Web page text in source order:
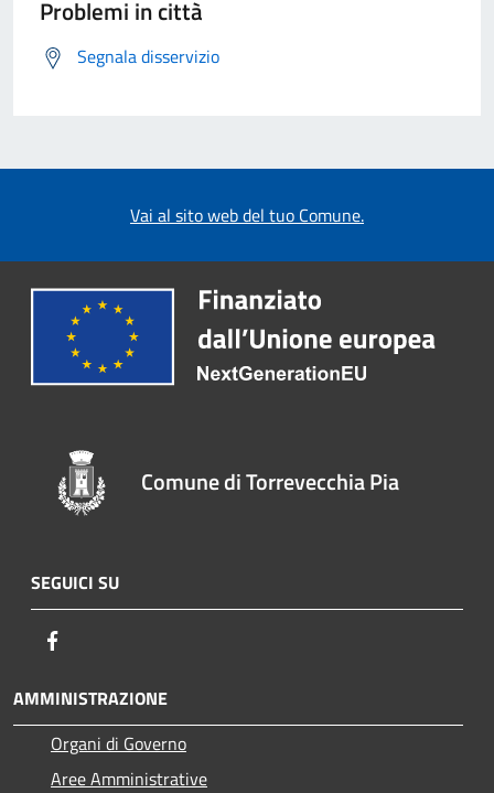
Problemi in città
Segnala disservizio
Vai al sito web del tuo Comune.
Comune di Torrevecchia Pia
SEGUICI SU
AMMINISTRAZIONE
Organi di Governo
Aree Amministrative